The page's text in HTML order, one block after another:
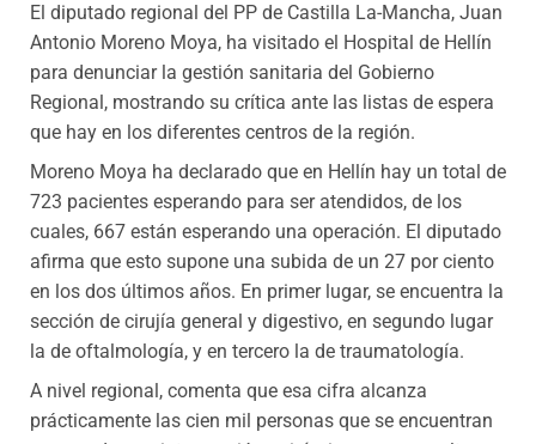
El diputado regional del PP de Castilla La-Mancha, Juan
Antonio Moreno Moya, ha visitado el Hospital de Hellín
para denunciar la gestión sanitaria del Gobierno
Regional, mostrando su crítica ante las listas de espera
que hay en los diferentes centros de la región.
Moreno Moya ha declarado que en Hellín hay un total de
723 pacientes esperando para ser atendidos, de los
cuales, 667 están esperando una operación. El diputado
afirma que esto supone una subida de un 27 por ciento
en los dos últimos años. En primer lugar, se encuentra la
sección de cirujía general y digestivo, en segundo lugar
la de oftalmología, y en tercero la de traumatología.
A nivel regional, comenta que esa cifra alcanza
prácticamente las cien mil personas que se encuentran